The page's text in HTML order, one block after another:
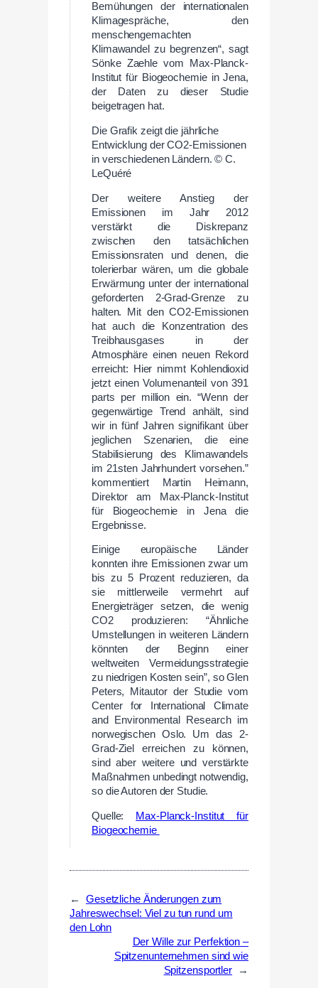
Bemühungen der internationalen
Klimagespräche, den
menschengemachten
Klimawandel zu begrenzen“, sagt
Sönke Zaehle vom Max-Planck-
Institut für Biogeochemie in Jena,
der Daten zu dieser Studie
beigetragen hat.
Die Grafik zeigt die jährliche
Entwicklung der CO2-Emissionen
in verschiedenen Ländern. © C.
LeQuéré
Der weitere Anstieg der
Emissionen im Jahr 2012
verstärkt die Diskrepanz
zwischen den tatsächlichen
Emissionsraten und denen, die
tolerierbar wären, um die globale
Erwärmung unter der international
geforderten 2-Grad-Grenze zu
halten. Mit den CO2-Emissionen
hat auch die Konzentration des
Treibhausgases in der
Atmosphäre einen neuen Rekord
erreicht: Hier nimmt Kohlendioxid
jetzt einen Volumenanteil von 391
parts per million ein. “Wenn der
gegenwärtige Trend anhält, sind
wir in fünf Jahren signifikant über
jeglichen Szenarien, die eine
Stabilisierung des Klimawandels
im 21sten Jahrhundert vorsehen.”
kommentiert Martin Heimann,
Direktor am Max-Planck-Institut
für Biogeochemie in Jena die
Ergebnisse.
Einige europäische Länder
konnten ihre Emissionen zwar um
bis zu 5 Prozent reduzieren, da
sie mittlerweile vermehrt auf
Energieträger setzen, die wenig
CO2 produzieren: “Ähnliche
Umstellungen in weiteren Ländern
könnten der Beginn einer
weltweiten Vermeidungsstrategie
zu niedrigen Kosten sein”, so Glen
Peters, Mitautor der Studie vom
Center for International Climate
and Environmental Research im
norwegischen Oslo. Um das 2-
Grad-Ziel erreichen zu können,
sind aber weitere und verstärkte
Maßnahmen unbedingt notwendig,
so die Autoren der Studie.
Quelle:
Max-Planck-Institut für
Biogeochemie
←
Gesetzliche Änderungen zum
Jahreswechsel: Viel zu tun rund um
den Lohn
Der Wille zur Perfektion –
Spitzenunternehmen sind wie
Spitzensportler
→